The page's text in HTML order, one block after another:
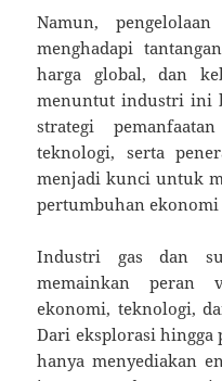
Namun,
menghadapi
harga global, dan
menuntut industri ini
strategi
teknologi, serta
menjadi kunci untuk
pertumbuhan
Industri gas dan
memainkan peran
ekonomi, teknologi,
Dari eksplorasi hingga
hanya menyediakan